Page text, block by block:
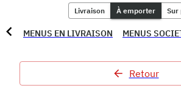
MENUS EN LIVRAISON MENUS
Livraison À emporter Sur
Retour